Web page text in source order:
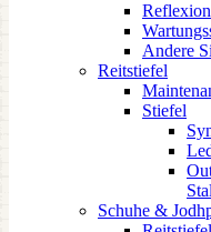
Reflexion
Andere
Reitstiefel
Stiefel
Schuhe &